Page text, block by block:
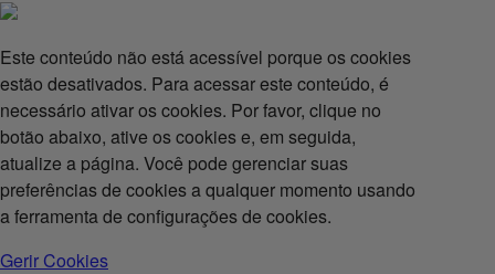
Este conteúdo não está acessível porque os cookies
estão desativados. Para acessar este conteúdo, é
necessário ativar os cookies. Por favor, clique no
botão abaixo, ative os cookies e, em seguida,
atualize a página. Você pode gerenciar suas
preferências de cookies a qualquer momento usando
a ferramenta de configurações de cookies.
Gerir Cookies